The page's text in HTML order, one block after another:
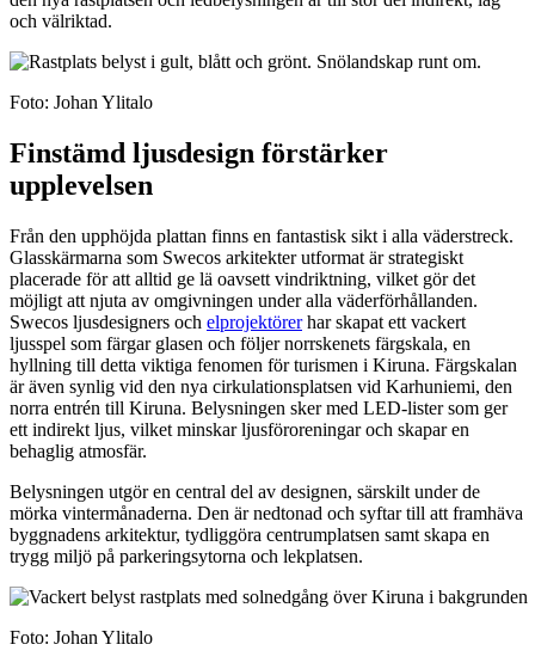
och välriktad.
Foto: Johan Ylitalo
Finstämd ljusdesign förstärker
upplevelsen
Från den upphöjda plattan finns en fantastisk sikt i alla väderstreck.
Glasskärmarna som Swecos arkitekter utformat är strategiskt
placerade för att alltid ge lä oavsett vindriktning, vilket gör det
möjligt att njuta av omgivningen under alla väderförhållanden.
Swecos ljusdesigners och elprojektörerhar skapat ett vackert
ljusspel som färgar glasen och följer norrskenets färgskala, en
hyllning till detta viktiga fenomen för turismen i Kiruna. Färgskalan
är även synlig vid den nya cirkulationsplatsen vid Karhuniemi, den
norra entrén till Kiruna. Belysningen sker med LED-lister som ger
ett indirekt ljus, vilket minskar ljusföroreningar och skapar en
behaglig atmosfär.
Belysningen utgör en central del av designen, särskilt under de
mörka vintermånaderna. Den är nedtonad och syftar till att framhäva
byggnadens arkitektur, tydliggöra centrumplatsen samt skapa en
trygg miljö på parkeringsytorna och lekplatsen.
Foto: Johan Ylitalo